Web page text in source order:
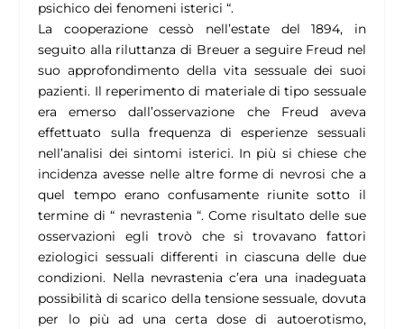
psichico dei fenomeni isterici “.
La cooperazione cessò nell’estate del 1894, in
seguito alla riluttanza di Breuer a seguire Freud nel
suo approfondimento della vita sessuale dei suoi
pazienti. Il reperimento di materiale di tipo sessuale
era emerso dall’osservazione che Freud aveva
effettuato sulla frequenza di esperienze sessuali
nell’analisi dei sintomi isterici. In più si chiese che
incidenza avesse nelle altre forme di nevrosi che a
quel tempo erano confusamente riunite sotto il
termine di “ nevrastenia “. Come risultato delle sue
osservazioni egli trovò che si trovavano fattori
eziologici sessuali differenti in ciascuna delle due
condizioni. Nella nevrastenia c’era una inadeguata
possibilità di scarico della tensione sessuale, dovuta
per lo più ad una certa dose di autoerotismo,